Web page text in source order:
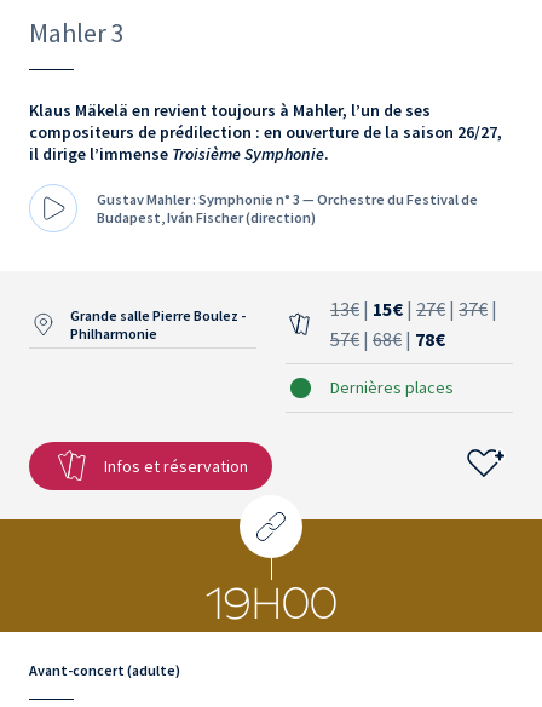
Mahler 3
Klaus Mäkelä en revient toujours à Mahler, l’un de ses
compositeurs de prédilection : en ouverture de la saison 26/27,
il dirige l’immense Troisième Symphonie.
Gustav Mahler : Symphonie n° 3 — Orchestre du Festival de
Budapest, Iván Fischer (direction)
Grande salle Pierre Boulez -
Philharmonie
13€ | 15€ | 27€ | 37€ |
57€ | 68€ | 78€
Dernières places
Infos et réservation
19H00
Avant-concert (adulte)